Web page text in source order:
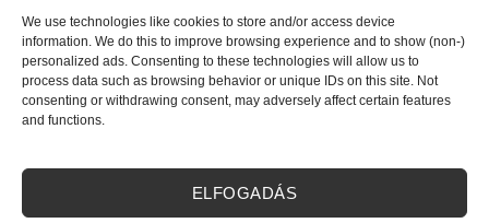
We use technologies like cookies to store and/or access device
information. We do this to improve browsing experience and to show (non-)
personalized ads. Consenting to these technologies will allow us to
process data such as browsing behavior or unique IDs on this site. Not
consenting or withdrawing consent, may adversely affect certain features
and functions.
ELFOGADÁS
[elfsight_facebook_chat id="1"]
ÉRTÉKESÍTÉSI TERÜLETEINK
COOKIE SZABÁLYZAT